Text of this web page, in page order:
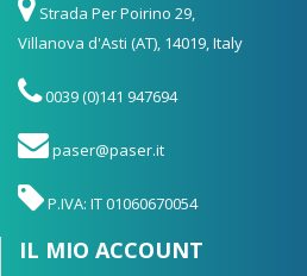
Strada Per Poirino 29,
Villanova d'Asti (AT), 14019, Italy
0039 (0)141 947694
paser@paser.it
P.IVA: IT 01060670054
IL MIO ACCOUNT